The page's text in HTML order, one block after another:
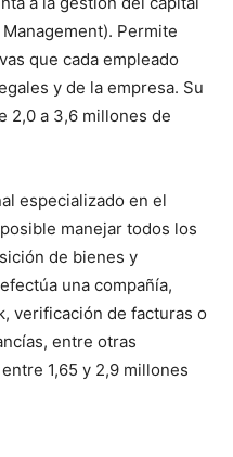
Permite
que cada empleado
y de la empresa. Su
2,0 a 3,6 millones de
especializado en el
manejar todos los
de bienes y
una compañía,
verificación de facturas o
entre otras
1,65 y 2,9 millones